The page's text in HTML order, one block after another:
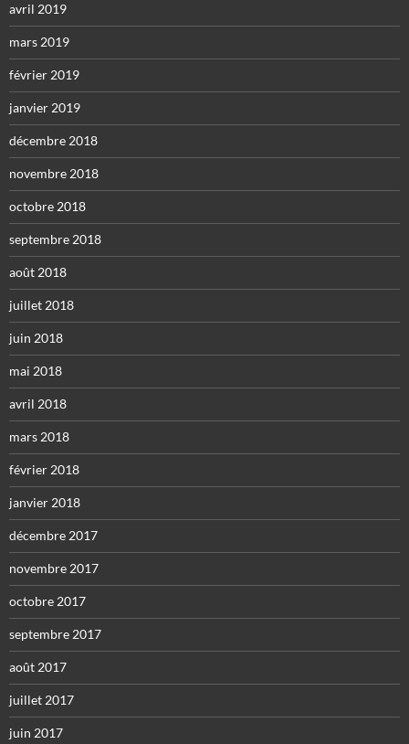
avril 2019
mars 2019
février 2019
janvier 2019
décembre 2018
novembre 2018
octobre 2018
septembre 2018
août 2018
juillet 2018
juin 2018
mai 2018
avril 2018
mars 2018
février 2018
janvier 2018
décembre 2017
novembre 2017
octobre 2017
septembre 2017
août 2017
juillet 2017
juin 2017